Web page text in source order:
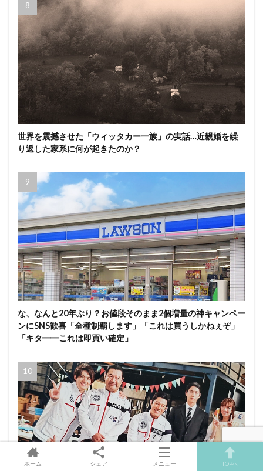
世界を震撼させた「ウィッタカー一族」の実話…近親婚を繰
り返した家系に何が起きたのか？
な、なんと20年ぶり？お値段そのまま2個増量の神キャンペー
ンにSNS歓喜「全種制覇します」「これは買うしかねぇぞ」
「キタ━━これは即買い確定」
ホーム シェア メニュー TOPへ